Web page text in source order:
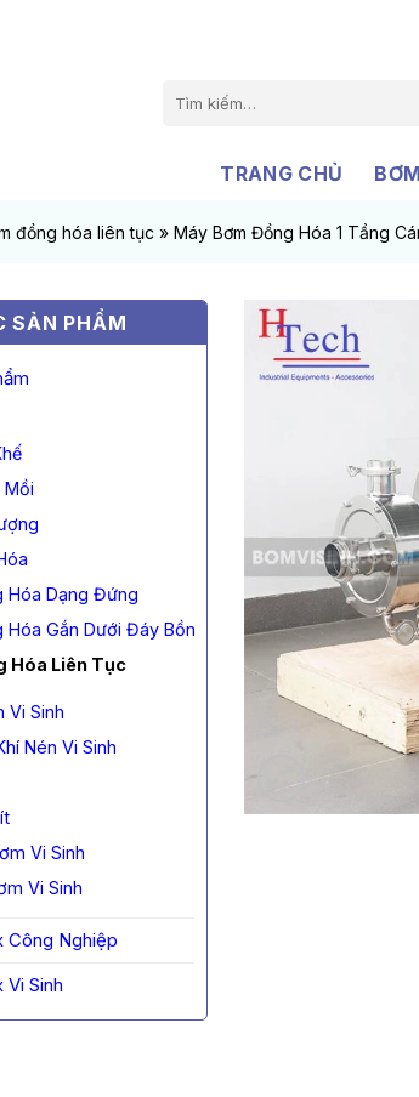
kiếm:
TRANG CHỦ
đồng hóa liên tục » Máy Bơm Đồng Hóa 1 Tầng
SẢN PHẨM
Mồi
Hóa Dạng Đứng
Hóa Gắn Dưới Đáy Bồn
Hóa Liên Tục
Vi Sinh
Nén Vi Sinh
Vi Sinh
Vi Sinh
Công Nghiệp
Vi Sinh